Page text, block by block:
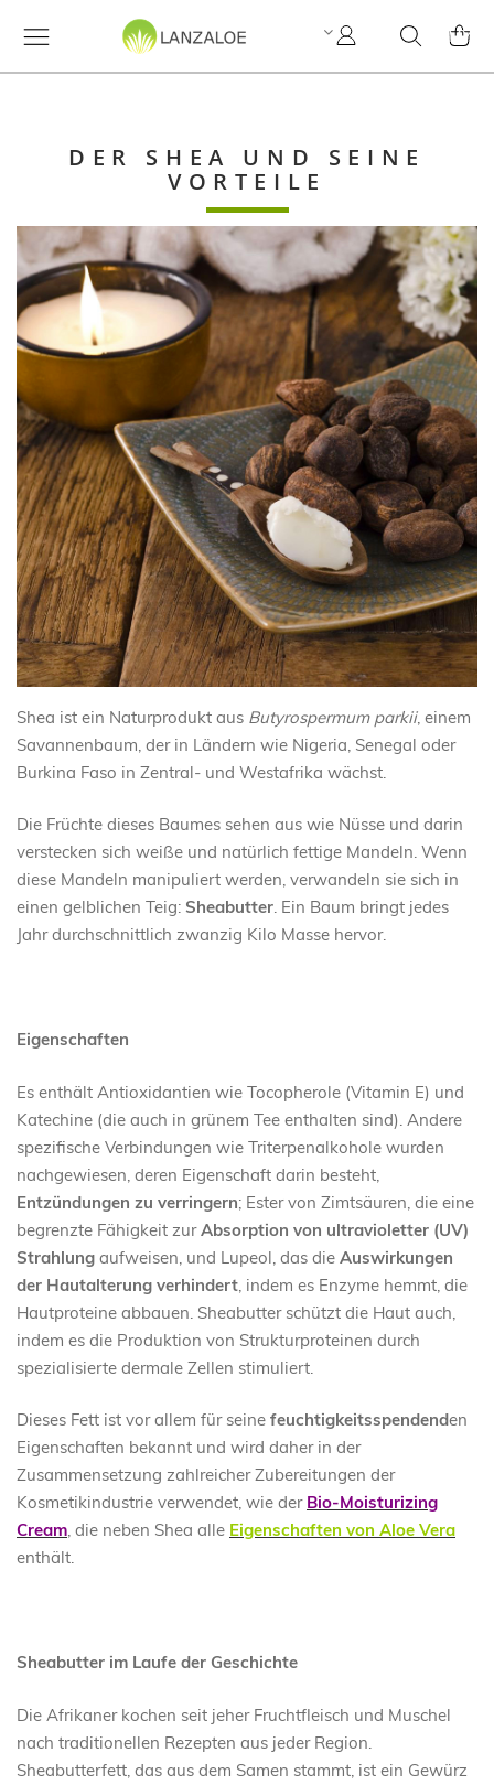
Search
My
Account
MY
DER SHEA UND SEINE
VORTEILE
Shea ist ein Naturprodukt aus Butyrospermum parkii, einem
Savannenbaum, der in Ländern wie Nigeria, Senegal oder
Burkina Faso in Zentral- und Westafrika wächst.
Die Früchte dieses Baumes sehen aus wie Nüsse und darin
verstecken sich weiße und natürlich fettige Mandeln. Wenn
diese Mandeln manipuliert werden, verwandeln sie sich in
einen gelblichen Teig: Sheabutter. Ein Baum bringt jedes
Jahr durchschnittlich zwanzig Kilo Masse hervor.
Eigenschaften
Es enthält Antioxidantien wie Tocopherole (Vitamin E) und
Katechine (die auch in grünem Tee enthalten sind). Andere
spezifische Verbindungen wie Triterpenalkohole wurden
nachgewiesen, deren Eigenschaft darin besteht,
Entzündungen zu verringern; Ester von Zimtsäuren, die eine
begrenzte Fähigkeit zurAbsorption von ultravioletter (UV)
Strahlung aufweisen, und Lupeol, das die Auswirkungen
der Hautalterung verhindert , indem es Enzyme hemmt, die
Hautproteine abbauen. Sheabutter schützt die Haut auch,
indem es die Produktion von Strukturproteinen durch
spezialisierte dermale Zellen stimuliert.
Dieses Fett ist vor allem für seine feuchtigkeitsspendenden
Eigenschaften bekannt und wird daher in der
Zusammensetzung zahlreicher Zubereitungen der
Kosmetikindustrie verwendet, wie der Bio-Moisturizing
Cream, die neben Shea alle Eigenschaften von Aloe Vera
enthält.
Sheabutter im Laufe der Geschichte
Die Afrikaner kochen seit jeher Fruchtfleisch und Muschel
nach traditionellen Rezepten aus jeder Region.
Sheabutterfett, das aus dem Samen stammt, ist ein Gewürz